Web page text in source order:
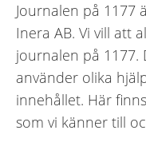
Journalen på 1177
Inera AB. Vi vill att
journalen på 1177.
använder olika
innehållet. Här
som vi känner till